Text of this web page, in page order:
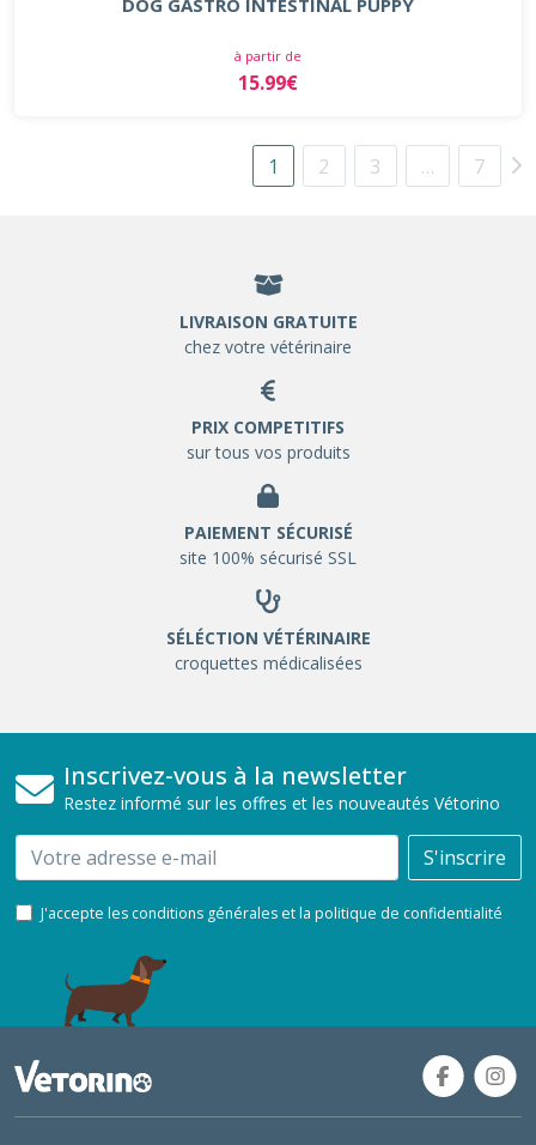
DOG GASTRO INTESTINAL PUPPY
à partir de
15.99€
1 2 3 … 7
LIVRAISON GRATUITE
chez votre vétérinaire
PRIX COMPETITIFS
sur tous vos produits
PAIEMENT SÉCURISÉ
site 100% sécurisé SSL
SÉLÉCTION VÉTÉRINAIRE
croquettes médicalisées
Inscrivez-vous à la newsletter
Restez informé sur les offres et les nouveautés Vétorino
Email S'inscrire
J'accepte les conditions générales et la politique de confidentialité